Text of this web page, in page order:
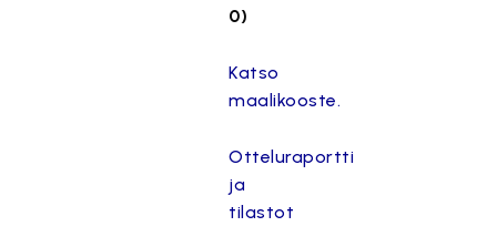
0)
Katso
maalikooste.
Otteluraportti
ja
tilastot